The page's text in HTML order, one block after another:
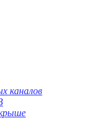
каналов